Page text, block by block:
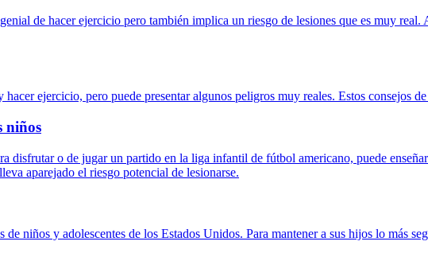
de hacer ejercicio pero también implica un riesgo de lesiones que es muy real.
ejercicio, pero puede presentar algunos peligros muy reales. Estos consejos
niños
disfrutar o de jugar un partido en la liga infantil de fútbol americano, puede
aparejado el riesgo potencial de lesionarse.
niños y adolescentes de los Estados Unidos. Para mantener a sus hijos lo más